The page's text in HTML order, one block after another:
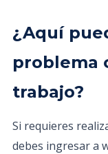
¿Aquí
problema
trabajo?
Si requieres
debes ingresar a